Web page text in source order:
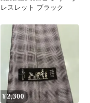
レスレット ブラック
¥2,300